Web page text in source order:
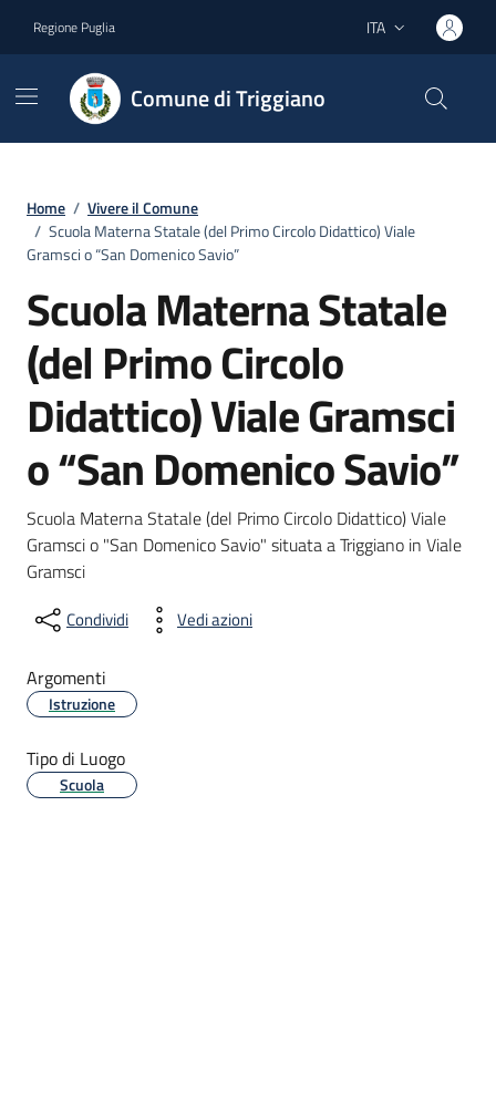
Regione Puglia Lingua attiva:
ITA
Comune di Triggiano
Home / Vivere il Comune
/ Scuola Materna Statale (del Primo Circolo Didattico) Viale
Gramsci o “San Domenico Savio”
Scuola Materna Statale
(del Primo Circolo
Didattico) Viale Gramsci
o “San Domenico Savio”
Scuola Materna Statale (del Primo Circolo Didattico) Viale
Gramsci o "San Domenico Savio" situata a Triggiano in Viale
Gramsci
Condividi Vedi azioni
Argomenti
Istruzione
Tipo di Luogo
Scuola